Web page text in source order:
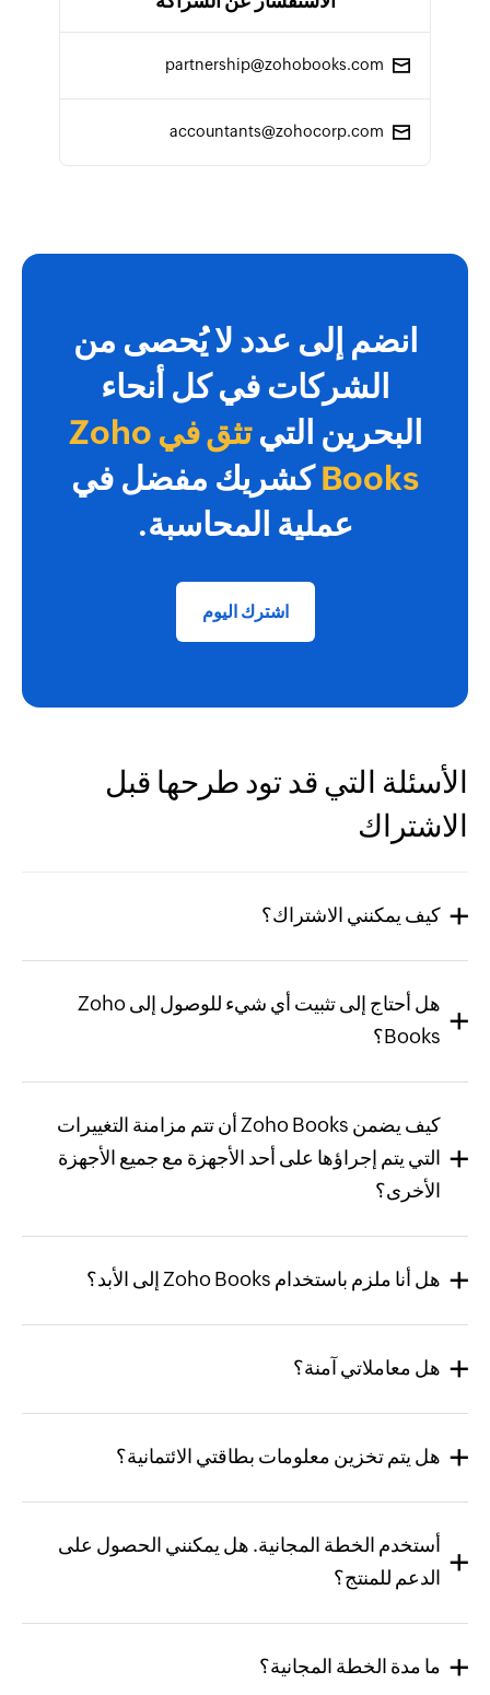
partnership@zohobooks.com
accountants@zohocorp.com
انضم إلى عدد لا يُحصى من
الشركات في كل أنحاء
البحرين التي
تثق في Zoho
Books كشريك مفضل في
عملية المحاسبة.
اشترك اليوم
الأسئلة التي قد تود طرحها قبل
الاشتراك
كيف يمكنني الاشتراك؟
هل أحتاج إلى تثبيت أي شيء للوصول إلى Zoho
Books؟
كيف يضمن Zoho Books أن تتم مزامنة التغييرات
التي يتم إجراؤها على أحد الأجهزة مع جميع الأجهزة
الأخرى؟
هل أنا ملزم باستخدام Zoho Books إلى الأبد؟
هل معاملاتي آمنة؟
هل يتم تخزين معلومات بطاقتي الائتمانية؟
أستخدم الخطة المجانية. هل يمكنني الحصول على
الدعم للمنتج؟
ما مدة الخطة المجانية؟